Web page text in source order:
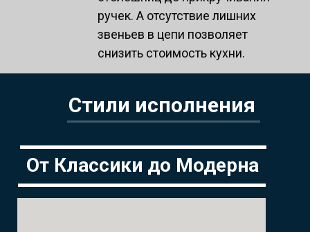
ручек. А отсутствие лишних
звеньев в цепи позволяет
снизить стоимость кухни.
От Классики до Модерна
Стили исполнения